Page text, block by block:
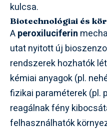
kulcsa.
Biotechnológiai és
Aperoxiluciferin
utat nyitott új
rendszerek hozhatók
kémiai anyagok (pl.
fizikai paraméterek (pl.
reagálnak fény
felhasználhatók